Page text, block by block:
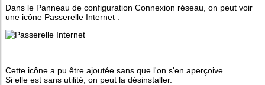
Dans le Panneau de configuration Connexion réseau, on peut voir
une icône Passerelle Internet :
Cette icône a pu être ajoutée sans que l'on s'en aperçoive.
Si elle est sans utilité, on peut la désinstaller.